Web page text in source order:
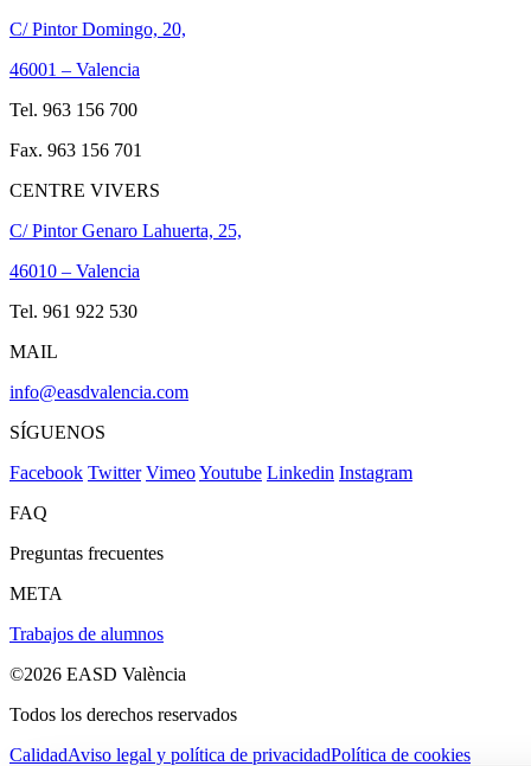
C/ Pintor Domingo, 20,
46001 – Valencia
Tel. 963 156 700
Fax. 963 156 701
CENTRE VIVERS
C/ Pintor Genaro Lahuerta, 25,
46010 – Valencia
Tel. 961 922 530
MAIL
info@easdvalencia.com
SÍGUENOS
Facebook Twitter VimeoYoutube Linkedin Instagram
FAQ
Preguntas frecuentes
META
Trabajos de alumnos
©2026 EASD València
Todos los derechos reservados
CalidadAviso legal y política de privacidadPolítica de cookies